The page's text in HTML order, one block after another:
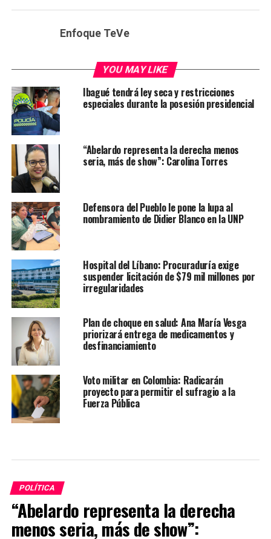
Enfoque TeVe
YOU MAY LIKE
Ibagué tendrá ley seca y restricciones
especiales durante la posesión presidencial
“Abelardo representa la derecha menos
seria, más de show”: Carolina Torres
Defensora del Pueblo le pone la lupa al
nombramiento de Didier Blanco en la UNP
Hospital del Líbano: Procuraduría exige
suspender licitación de $79 mil millones por
irregularidades
Plan de choque en salud: Ana María Vesga
priorizará entrega de medicamentos y
desfinanciamiento
Voto militar en Colombia: Radicarán
proyecto para permitir el sufragio a la
Fuerza Pública
POLÍTICA
“Abelardo representa la derecha
menos seria, más de show”: